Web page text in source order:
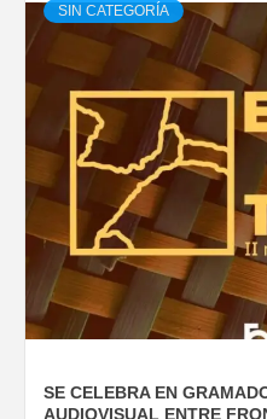
SIN CATEGORÍA
SE CELEBRA EN
AUDIOVISUAL ENTRE